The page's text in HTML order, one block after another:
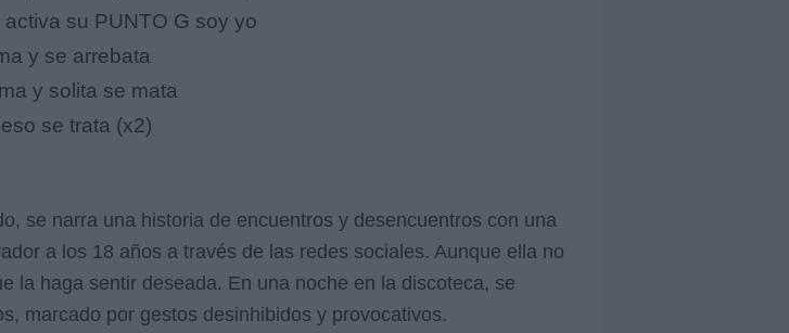
su PUNTO G soy yo
y se arrebata
y solita se mata
se trata (x2)
se narra una historia de encuentros y desencuentros con una
a los 18 años a través de las redes sociales. Aunque ella no
la haga sentir deseada. En una noche en la discoteca, se
marcado por gestos desinhibidos y provocativos.